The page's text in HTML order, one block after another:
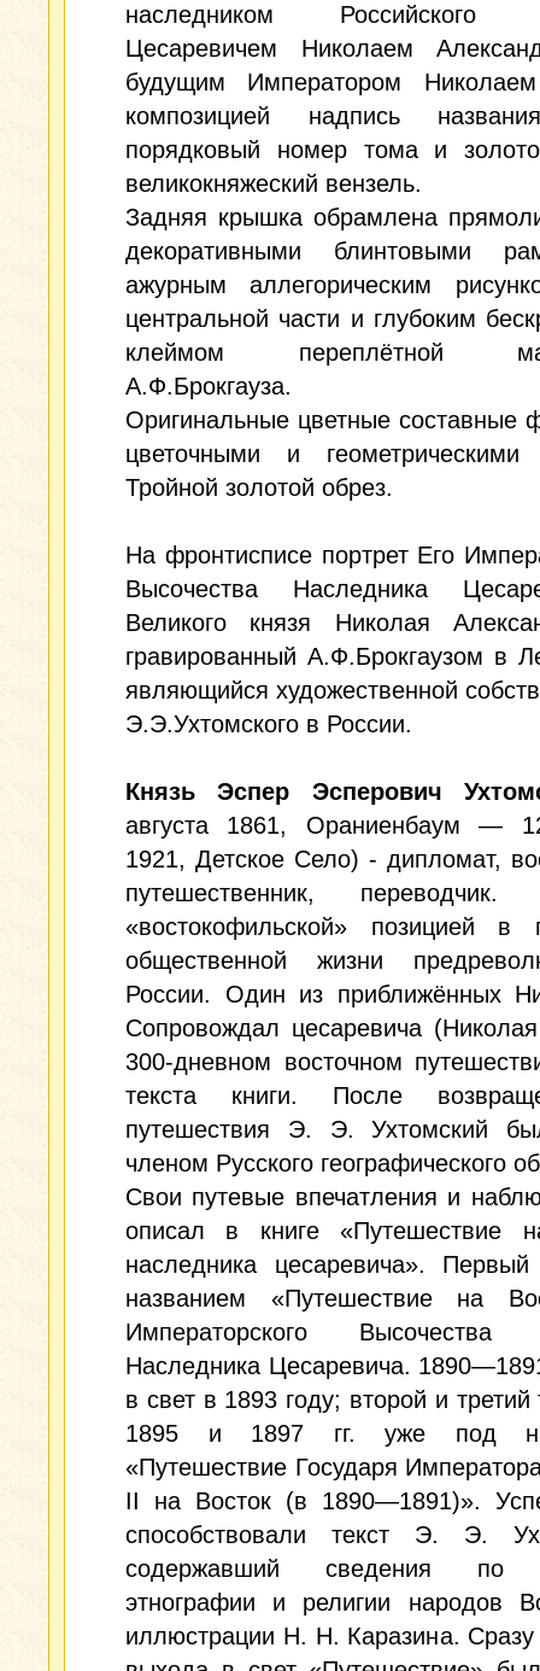
наследником Российского
Цесаревичем Николаем
будущим Императором
композицией надпись
порядковый номер тома и
великокняжеский вензель.
Задняя крышка обрамлена
декоративными блинтовыми
ажурным аллегорическим
центральной части и глубоким
клеймом переплётной
А.Ф.Брокгауза.
Оригинальные цветные составные
цветочными и геометрическими
Тройной золотой обрез.
На фронтисписе портрет Его
Высочества Наследника
Великого князя Николая
гравированный А.Ф.Брокгаузом в
являющийся художественной
Э.Э.Ухтомского в России.
Князь Эспер Эсперович
августа 1861, Ораниенбаум —
1921, Детское Село) - дипломат,
путешественник, переводчик.
«востокофильской» позицией в
общественной жизни
России. Один из приближённых
Сопровождал цесаревича
300-дневном восточном
текста книги. После
путешествия Э. Э. Ухтомский
членом Русского географического
Свои путевые впечатления и
описал в книге «Путешествие
наследника цесаревича».
названием «Путешествие на
Императорского Высочества
Наследника Цесаревича.
в свет в 1893 году; второй и
1895 и 1897 гг. уже под
«Путешествие Государя
II на Восток (в 1890—1891)».
способствовали текст Э. Э.
содержавший сведения по
этнографии и религии народов
иллюстрации Н. Н. Каразина.